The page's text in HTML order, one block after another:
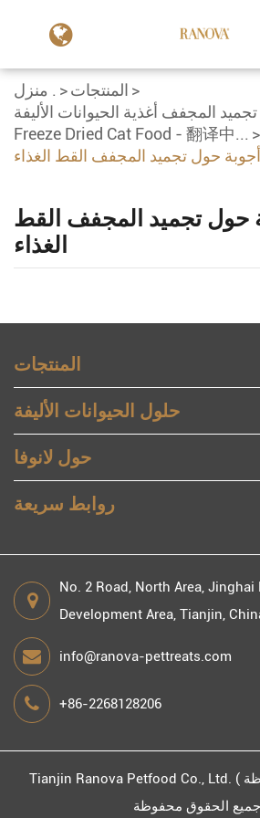
منزل .
المنتجات
تجميد المجفف أغذية الحيوانات الأليفة
Freeze Dried Cat Food - 翻译中...
حول تجميد المجفف القط الغذاء
حول تجميد المجفف القط
الغذاء
المنتجات
حلول الحيوانات الأليفة
حول لانوفا
روابط سريعة
No. 2 Road, North Area, Jinghai
Development Area, Tianjin,
info@ranova-pettreats.com
+86-2268128206
)
Tianjin Ranova Petfood Co., Ltd.